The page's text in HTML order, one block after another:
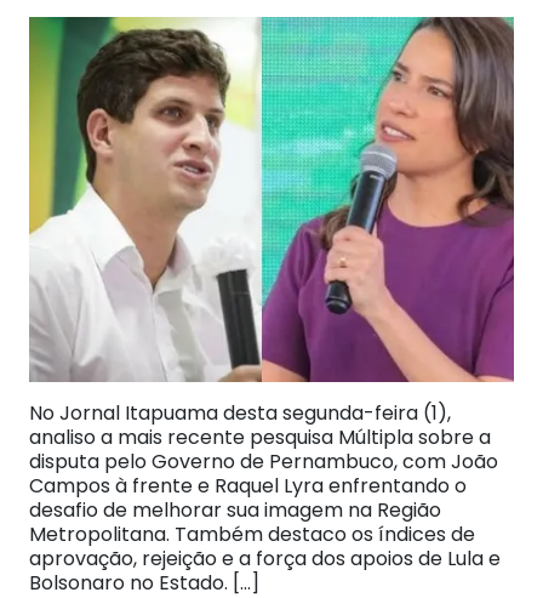
No Jornal Itapuama desta segunda-feira (1),
analiso a mais recente pesquisa Múltipla sobre a
disputa pelo Governo de Pernambuco, com João
Campos à frente e Raquel Lyra enfrentando o
desafio de melhorar sua imagem na Região
Metropolitana. Também destaco os índices de
aprovação, rejeição e a força dos apoios de Lula e
Bolsonaro no Estado. […]